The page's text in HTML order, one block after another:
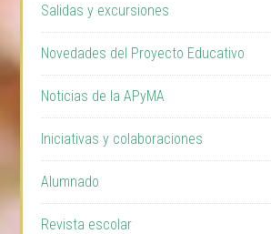
Salidas y excursiones
Novedades del Proyecto Educativo
Noticias de la APyMA
Iniciativas y colaboraciones
Alumnado
Revista escolar